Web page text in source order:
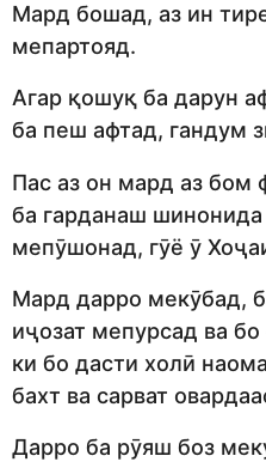
Мард бошад, аз ин
мепартояд.
Агар қошуқ ба дарун
ба пеш афтад, гандум
Пас аз он мард аз бом
ба гарданаш
мепӯшонад, гӯё ӯ
Мард дарро мекӯбад,
иҷозат мепурсад ва
ки бо дасти холӣ
бахт ва сарват
Дарро ба рӯяш боз